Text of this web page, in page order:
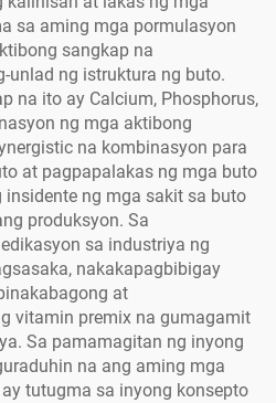
sa aming mga pormulasyon
sangkap na
unlad ng istruktura ng buto.
na ito ay Calcium, Phosphorus,
ng mga aktibong
na kombinasyon para
at pagpapalakas ng mga buto
ng mga sakit sa buto
produksyon. Sa
sa industriya ng
nakakapagbibigay
at
vitamin premix na gumagamit
Sa pamamagitan ng inyong
na ang aming mga
tutugma sa inyong konsepto